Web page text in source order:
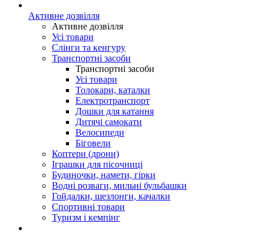
Активне дозвілля
Активне дозвілля
Усі товари
Слінги та кенгуру
Транспортні засоби
Транспортні засоби
Усі товари
Толокари, каталки
Електротранспорт
Дошки для катання
Дитячі самокати
Велосипеди
Біговели
Коптери (дрони)
Іграшки для пісочниці
Будиночки, намети, гірки
Водні розваги, мильні бульбашки
Гойдалки, шезлонги, качалки
Спортивні товари
Туризм і кемпінг